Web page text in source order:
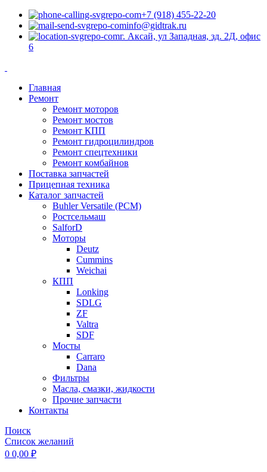
+7 (918) 455-22-20
info@gidtrak.ru
г. Аксай, ул Западная, зд. 2Д, офис
6
Главная
Ремонт
Ремонт моторов
Ремонт мостов
Ремонт КПП
Ремонт гидроцилиндров
Ремонт спецтехники
Ремонт комбайнов
Поставка запчастей
Прицепная техника
Каталог запчастей
Buhler Versatile (РСМ)
Ростсельмаш
SalforD
Моторы
Deutz
Cummins
Weichai
КПП
Lonking
SDLG
ZF
Valtra
SDF
Мосты
Carraro
Dana
Фильтры
Масла, смазки, жидкости
Прочие запчасти
Контакты
Поиск
Список желаний
0 0,00 ₽